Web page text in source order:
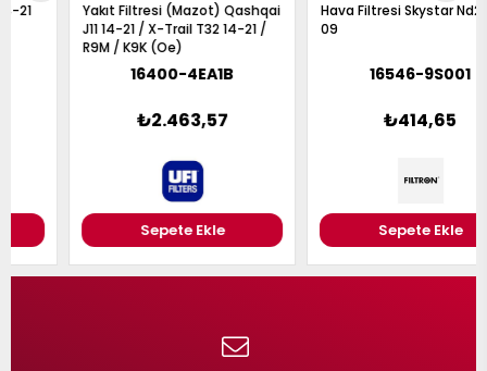
Yakıt Filtresi (Mazot) Qashqai
J11 14-21 / X-Trail T32 14-21 /
R9M / K9K (Oe)
16400-4EA1B
₺2.463,57
Sepete Ekle
Hava Filtresi Skystar Nd22 03-
09
16546-9S001
₺414,65
Sepete Ekle